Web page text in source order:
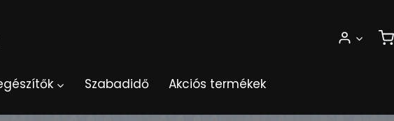
Szabadidő Akciós termékek